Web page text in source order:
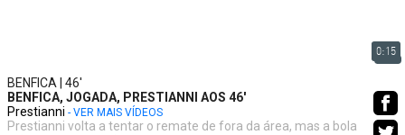
0:15
BENFICA | 46'
BENFICA, JOGADA, PRESTIANNI AOS 46'
Prestianni - VER MAIS VÍDEOS
Prestianni volta a tentar o remate de fora da área, mas a bola